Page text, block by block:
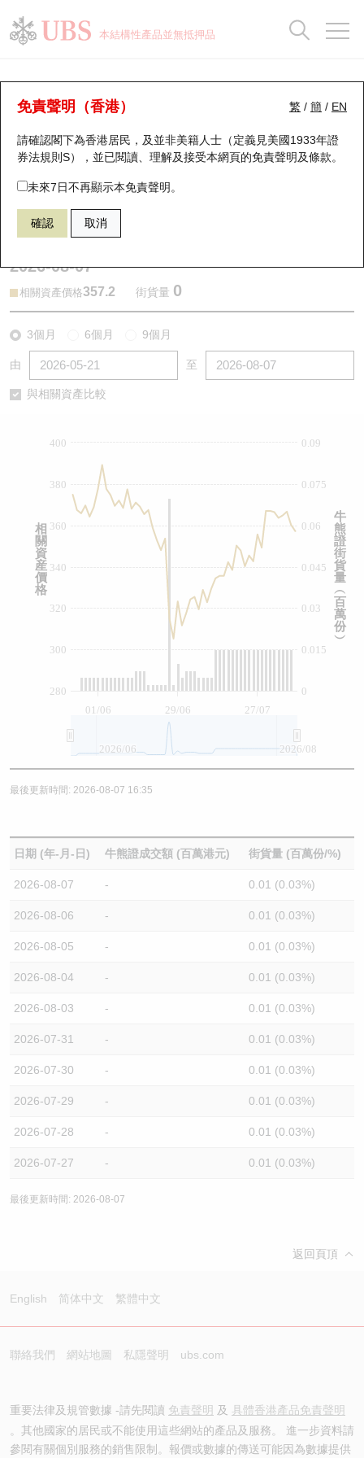
本結構性產品並無抵押品
繁 / 簡 / EN
免責聲明（香港）
請確認閣下為香港居民，及並非美籍人士（定義見美國1933年證
券法規則S），並已閱讀、理解及接受本網頁的免責聲明及條款。
未來7日不再顯示本免責聲明。
確認 取消
牛熊證分析儀
表現 街貨統計 比較
60126 瑞銀熊證 9961 攜程集團—Ｓ
2026-08-07
相關資產價格357.2 街貨量 0
3個月 6個月 9個月
由 至
與相關資產比較
01/06 29/06 27/07
0
0.015
0.03
0.045
0.06
0.075
0.09
280
300
320
340
360
380
400
2026/06 2026/08
牛
熊
證
街
貨
量
︵
百
萬
份
︶
相
關
資
産
價
格
最後更新時間: 2026-08-07 16:35
日期 (年-月-日) 牛熊證成交額 (百萬港元) 街貨量 (百萬份/%)
2026-08-07 - 0.01 (0.03%)
2026-08-06 - 0.01 (0.03%)
2026-08-05 - 0.01 (0.03%)
2026-08-04 - 0.01 (0.03%)
2026-08-03 - 0.01 (0.03%)
2026-07-31 - 0.01 (0.03%)
2026-07-30 - 0.01 (0.03%)
2026-07-29 - 0.01 (0.03%)
2026-07-28 - 0.01 (0.03%)
2026-07-27 - 0.01 (0.03%)
最後更新時間: 2026-08-07
返回頁頂
English 简体中文 繁體中文
聯絡我們 網站地圖 私隱聲明 ubs.com
重要法律及規管數據 -請先閱讀 免責聲明 及 具體香港產品免責聲明
。其他國家的居民或不能使用這些網站的產品及服務。 進一步資料請
參閱有關個別服務的銷售限制。報價或數據的傳送可能因為數據提供
瑞銀認股證一覽
新發行瑞銀認股證
即將到期認股證
認股證到期結算價查詢
認股證分析儀
認股證/牛熊證日誌
認股證文件及公告 (瑞信)
街貨統計
比較
牛熊全景快搜
牛熊證搜尋
牛熊證街貨分佈圖
正股牛熊證列表
新發行瑞銀牛熊證
牛熊證到期結算價查詢
牛熊證文件及公告
牛熊證文件及公告 (瑞信)
街貨統計
比較
十大升幅/跌幅
十大認股證成交分佈
十天股證佔大市成交
資金流
街貨統計
正股分析儀
二十大活躍股份
恒指成份股
國指成份股
科指成份股
中資ETFs溢價比較
收市競價變化
持股比重
顯示所有持股比重
每月輪證大市專題
輪證專欄
講座及教育短片
認股證投資者教育
牛熊證投資者教育